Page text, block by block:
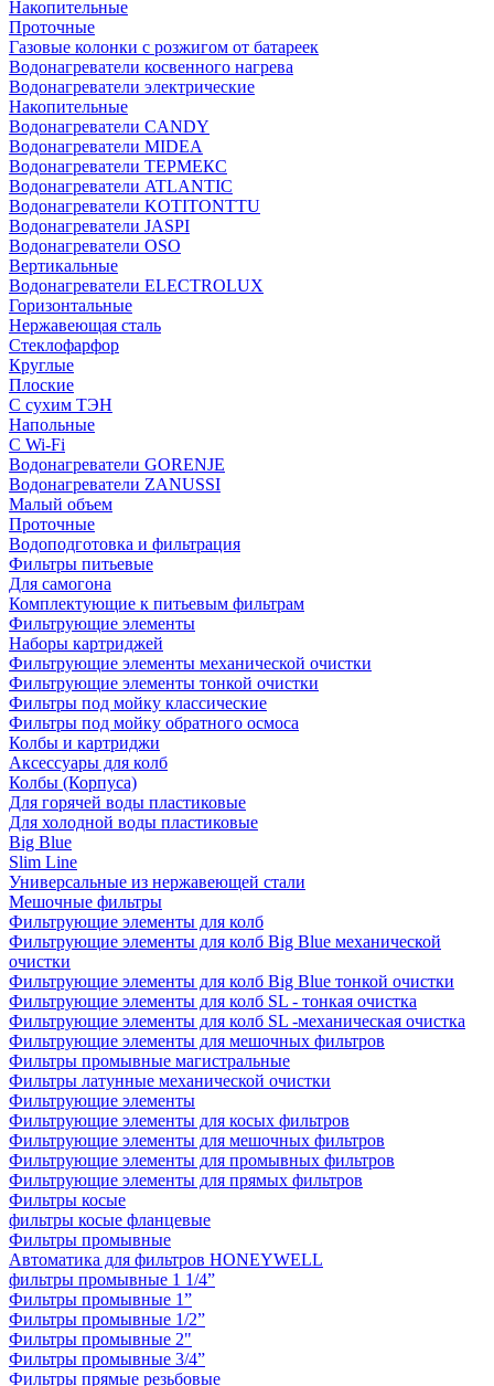
Накопительные
Проточные
Газовые колонки с розжигом от батареек
Водонагреватели косвенного нагрева
Водонагреватели электрические
Накопительные
Водонагреватели CANDY
Водонагреватели MIDEA
Водонагреватели ТЕРМЕКС
Водонагреватели ATLANTIC
Водонагреватели KOTITONTTU
Водонагреватели JASPI
Водонагреватели OSO
Вертикальные
Водонагреватели ELECTROLUX
Горизонтальные
Нержавеющая сталь
Стеклофарфор
Круглые
Плоские
С сухим ТЭН
Напольные
С Wi-Fi
Водонагреватели GORENJE
Водонагреватели ZANUSSI
Малый объем
Проточные
Водоподготовка и фильтрация
Фильтры питьевые
Для самогона
Комплектующие к питьевым фильтрам
Фильтрующие элементы
Наборы картриджей
Фильтрующие элементы механической очистки
Фильтрующие элементы тонкой очистки
Фильтры под мойку классические
Фильтры под мойку обратного осмоса
Колбы и картриджи
Аксессуары для колб
Колбы (Корпуса)
Для горячей воды пластиковые
Для холодной воды пластиковые
Big Blue
Slim Line
Универсальные из нержавеющей стали
Мешочные фильтры
Фильтрующие элементы для колб
Фильтрующие элементы для колб Big Blue механической
очистки
Фильтрующие элементы для колб Big Blue тонкой очистки
Фильтрующие элементы для колб SL - тонкая очистка
Фильтрующие элементы для колб SL -механическая очистка
Фильтрующие элементы для мешочных фильтров
Фильтры промывные магистральные
Фильтры латунные механической очистки
Фильтрующие элементы
Фильтрующие элементы для косых фильтров
Фильтрующие элементы для мешочных фильтров
Фильтрующие элементы для промывных фильтров
Фильтрующие элементы для прямых фильтров
Фильтры косые
фильтры косые фланцевые
Фильтры промывные
Автоматика для фильтров HONEYWELL
фильтры промывные 1 1/4”
Фильтры промывные 1”
Фильтры промывные 1/2”
Фильтры промывные 2"
Фильтры промывные 3/4”
Фильтры прямые резьбовые